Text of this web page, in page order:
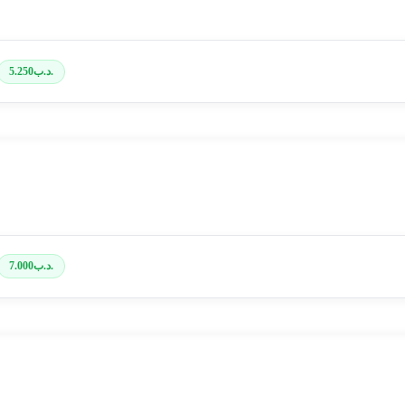
.د.ب5.250
.د.ب7.000